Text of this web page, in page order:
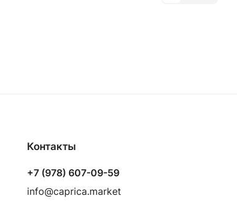
Контакты
+7 (978) 607-09-59
info@caprica.market